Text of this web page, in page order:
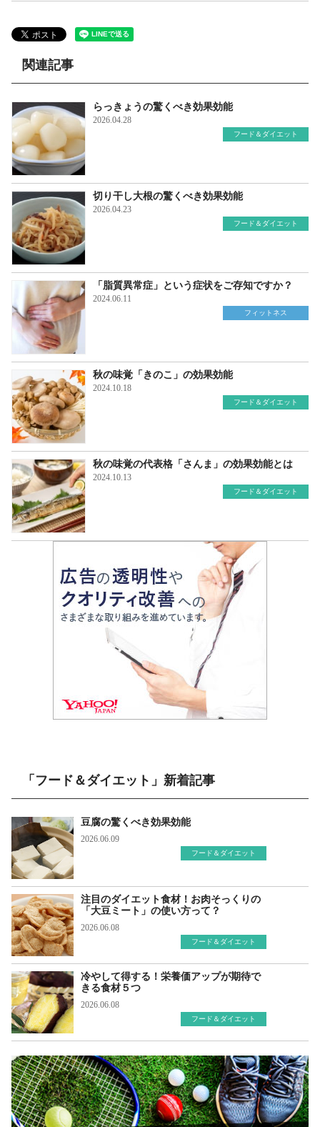
関連記事
らっきょうの驚くべき効果効能
2026.04.28
フード＆ダイエット
切り干し大根の驚くべき効果効能
2026.04.23
フード＆ダイエット
「脂質異常症」という症状をご存知ですか？
2024.06.11
フィットネス
秋の味覚「きのこ」の効果効能
2024.10.18
フード＆ダイエット
秋の味覚の代表格「さんま」の効果効能とは
2024.10.13
フード＆ダイエット
「フード＆ダイエット」新着記事
豆腐の驚くべき効果効能
2026.06.09
フード＆ダイエット
注目のダイエット食材！お肉そっくりの
「大豆ミート」の使い方って？
2026.06.08
フード＆ダイエット
冷やして得する！栄養価アップが期待で
きる食材５つ
2026.06.08
フード＆ダイエット